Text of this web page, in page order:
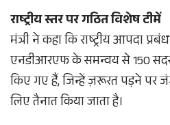
राष्ट्रीय स्तर पर गठित विशेष टीमें
मंत्री ने कहा कि राष्ट्रीय आपदा
एनडीआरएफ के समन्वय से 150
किए गए हैं, जिन्हें ज़रूरत पड़ने पर
लिए तैनात किया जाता है।